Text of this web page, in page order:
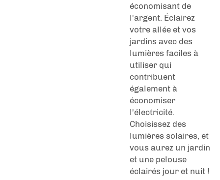
économisant de
l'argent. Éclairez
votre allée et vos
jardins avec des
lumières faciles à
utiliser qui
contribuent
également à
économiser
l'électricité.
Choisissez des
lumières solaires, et
vous aurez un jardin
et une pelouse
éclairés jour et nuit !